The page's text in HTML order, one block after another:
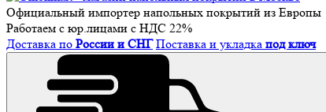
Официальный импортер напольных покрытий из Европы
Работаем с юр.лицами с НДС 22%
Доставка по России и СНГ Поставка и укладка под ключ